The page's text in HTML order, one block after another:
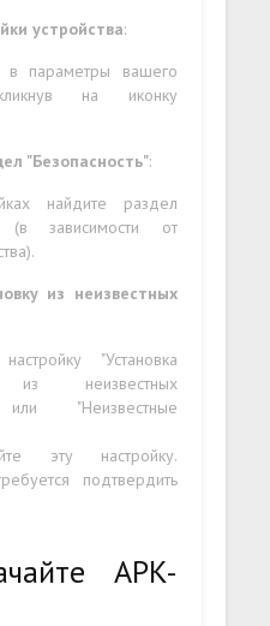
устройства:
в параметры вашего
на иконку
"Безопасность":
найдите раздел
(в зависимости от
из неизвестных
"Установка
из неизвестных
или "Неизвестные
эту настройку.
подтвердить
APK-